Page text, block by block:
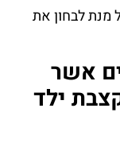
מנת לבחון את
אשר
ילד